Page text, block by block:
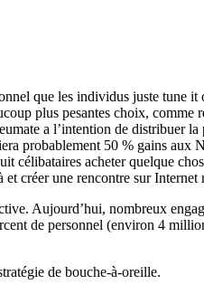
que les individus juste tune
plus pesantes choix,
a l’intention de distribuer la
probablement 50 % gains
acheter quelque
créer une rencontre sur
Aujourd’hui, nombreux
de personnel (environ 4
de bouche-à-oreille.